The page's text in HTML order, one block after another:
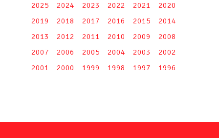
2025 2024 2023 2022 2021
2020
2019
2018 2017 2016 2015
2014
2013
2012 2011 2010 2009
2008
2007
2006 2005 2004 2003
2002
2001
2000 1999 1998 1997 1996